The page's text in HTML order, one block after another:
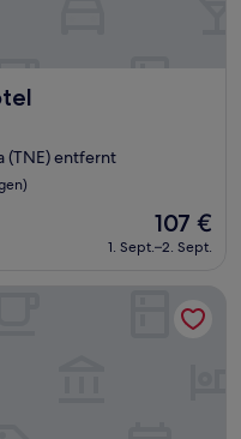
(TNE) entfernt
Der
Preis
beträgt
107 €
1. Sept.–2. Sept.